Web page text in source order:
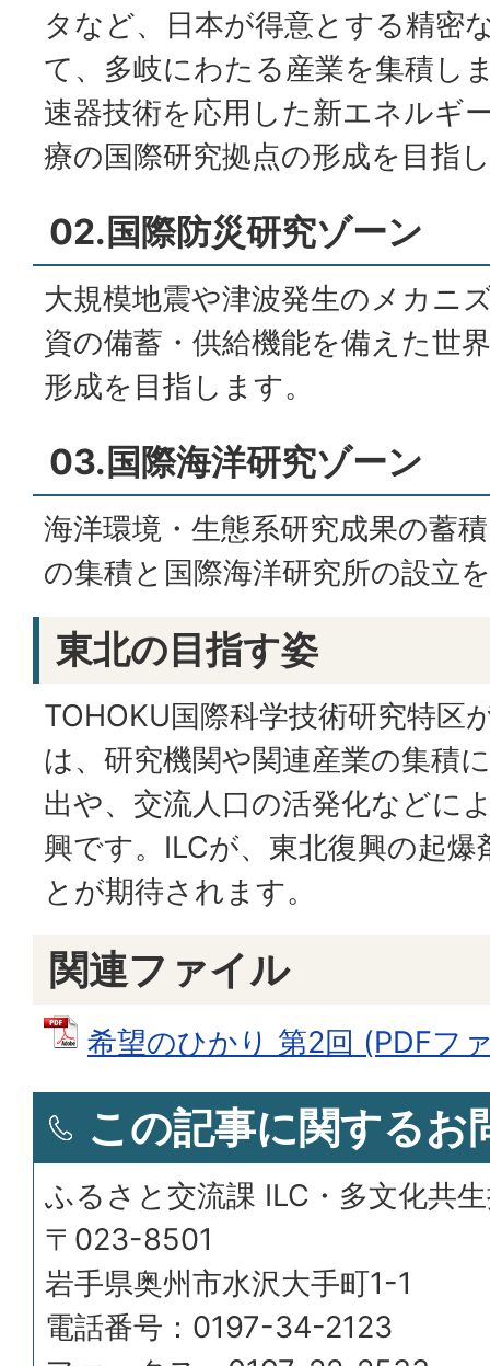
タなど、日本が得意とする精密
て、多岐にわたる産業を集積し
速器技術を応用した新エネルギ
療の国際研究拠点の形成を目指
02.国際防災研究ゾーン
大規模地震や津波発生のメカニ
資の備蓄・供給機能を備えた世
形成を目指します。
03.国際海洋研究ゾーン
海洋環境・生態系研究成果の蓄
の集積と国際海洋研究所の設立
東北の目指す姿
TOHOKU国際科学技術研究特区
は、研究機関や関連産業の集積
出や、交流人口の活発化などに
興です。ILCが、東北復興の起
とが期待されます。
関連ファイル
希望のひかり 第2回 (PDFフ
この記事に関するお
ふるさと交流課 ILC・多文化共
〒023-8501
岩手県奥州市水沢大手町1-1
電話番号：0197-34-2123